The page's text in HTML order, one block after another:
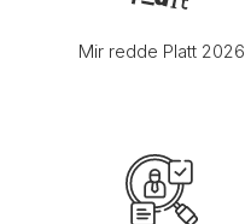
Mir redde Platt 2026